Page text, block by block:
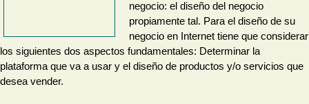
negocio: el diseño del negocio
propiamente tal. Para el diseño de su
negocio en Internet tiene que considerar
los siguientes dos aspectos fundamentales: Determinar la
plataforma que va a usar y el diseño de productos y/o servicios que
desea vender.